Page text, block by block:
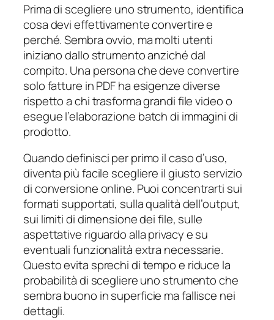
Prima di scegliere uno strumento, identifica
cosa devi effettivamente convertire e
perché. Sembra ovvio, ma molti utenti
iniziano dallo strumento anziché dal
compito. Una persona che deve convertire
solo fatture in PDF ha esigenze diverse
rispetto a chi trasforma grandi file video o
esegue l’elaborazione batch di immagini di
prodotto.
Quando definisci per primo il caso d’uso,
diventa più facile scegliere il giusto servizio
di conversione online. Puoi concentrarti sui
formati supportati, sulla qualità dell’output,
sui limiti di dimensione dei file, sulle
aspettative riguardo alla privacy e su
eventuali funzionalità extra necessarie.
Questo evita sprechi di tempo e riduce la
probabilità di scegliere uno strumento che
sembra buono in superficie ma fallisce nei
dettagli.